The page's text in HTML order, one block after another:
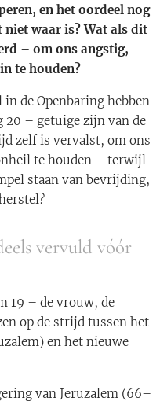
en het oordeel nog
waar is? Wat als dit
– om ons angstig,
te houden?
de Openbaring hebben
20 – getuige zijn van de
zelf is vervalst, om ons
te houden – terwijl
staan van bevrijding,
vervuld vóór
19 – de vrouw, de
op de strijd tussen het
en het nieuwe
van Jeruzalem (66–